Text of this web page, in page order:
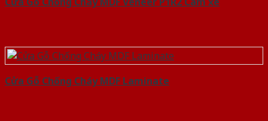
Cửa Gỗ Chống Cháy MDF Laminate